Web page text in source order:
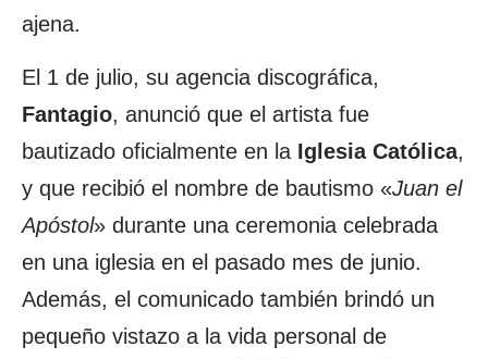
ajena.
El 1 de julio, su agencia discográfica,
Fantagio, anunció que el artista fue
bautizado oficialmente en la Iglesia Católica,
y que recibió el nombre de bautismo «Juan el
Apóstol» durante una ceremonia celebrada
en una iglesia en el pasado mes de junio.
Además, el comunicado también brindó un
pequeño vistazo a la vida personal de